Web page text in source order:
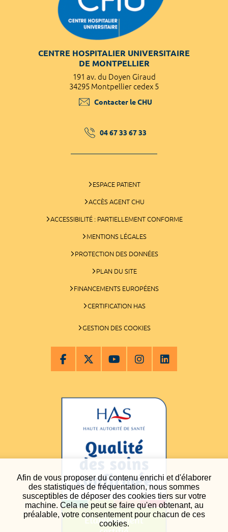
Afin de vous proposer du contenu enrichi et d'élaborer
des statistiques de fréquentation, nous sommes
susceptibles de déposer des cookies tiers sur votre
machine. Cela ne peut se faire qu'en obtenant, au
préalable, votre consentement pour chacun de ces
cookies.
CENTRE HOSPITALIER UNIVERSITAIRE
DE MONTPELLIER
191 av. du Doyen Giraud
34295 Montpellier cedex 5
Contacter le CHU
04 67 33 67 33
ESPACE PATIENT
ACCÈS AGENT CHU
ACCESSIBILITÉ : PARTIELLEMENT CONFORME
MENTIONS LÉGALES
PROTECTION DES DONNÉES
PLAN DU SITE
FINANCEMENTS EUROPÉENS
CERTIFICATION HAS
GESTION DES COOKIES